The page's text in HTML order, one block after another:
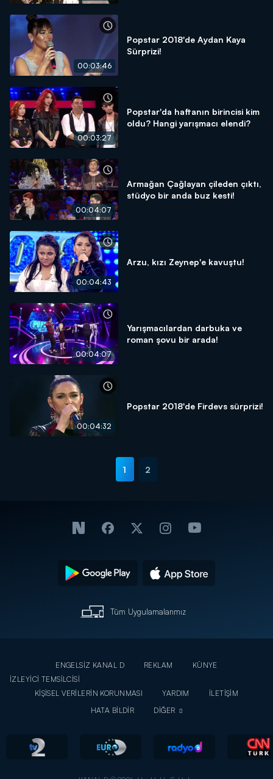
00:03:46
Popstar 2018'de Aydan Kaya
Sürprizi!
00:03:27
Popstar'da haftanın birincisi kim
oldu? Hangi yarışmacı elendi?
00:04:07
Armağan Çağlayan çileden çıktı,
stüdyo bir anda buz kesti!
00:04:43
Arzu, kızı Zeynep'e kavuştu!
00:04:07
Yarışmacılardan darbuka ve
roman şovu bir arada!
00:04:32
Popstar 2018'de Firdevs sürprizi!
1 2
Tüm Uygulamalarımız
ENGELSİZ KANAL D REKLAM
KÜNYE
İZLEYİCİ TEMSİLCİSİ
KİŞİSEL VERİLERİN KORUNMASI
YARDIM
İLETİŞİM
HATA BİLDİR
DİĞER